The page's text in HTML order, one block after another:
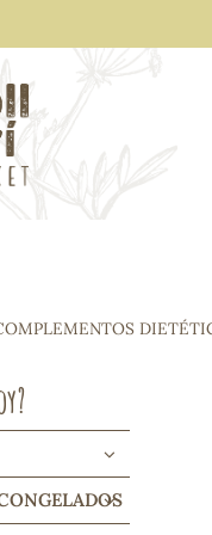
snacks
hinchados y
y salsas